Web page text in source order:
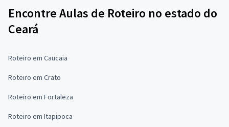
Encontre Aulas de Roteiro no estado do
Ceará
Roteiro em Caucaia
Roteiro em Crato
Roteiro em Fortaleza
Roteiro em Itapipoca